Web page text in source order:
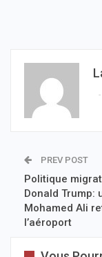
PREV POST
Politique
Donald Trump:
Mohamed Ali
l’aéroport